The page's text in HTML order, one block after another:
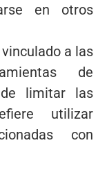
en otros
a las
de
limitar las
utilizar
con